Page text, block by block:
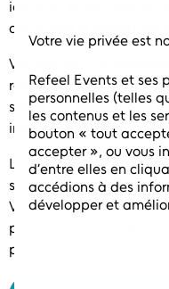
Refeel Events et ses
personnelles (telles
les contenus et les
bouton « tout
accepter », ou vous
d’entre elles en
accédions à des
développer et
caractéristiques du
identité, et en libérant
deviendra le
Vos prochains
réunion ou un
solide qui permettra à
incarnée et vivante.
Le résultat sera direct
seramotivé,alignéet
Vos valeurs et votre
porteront des
par tous.